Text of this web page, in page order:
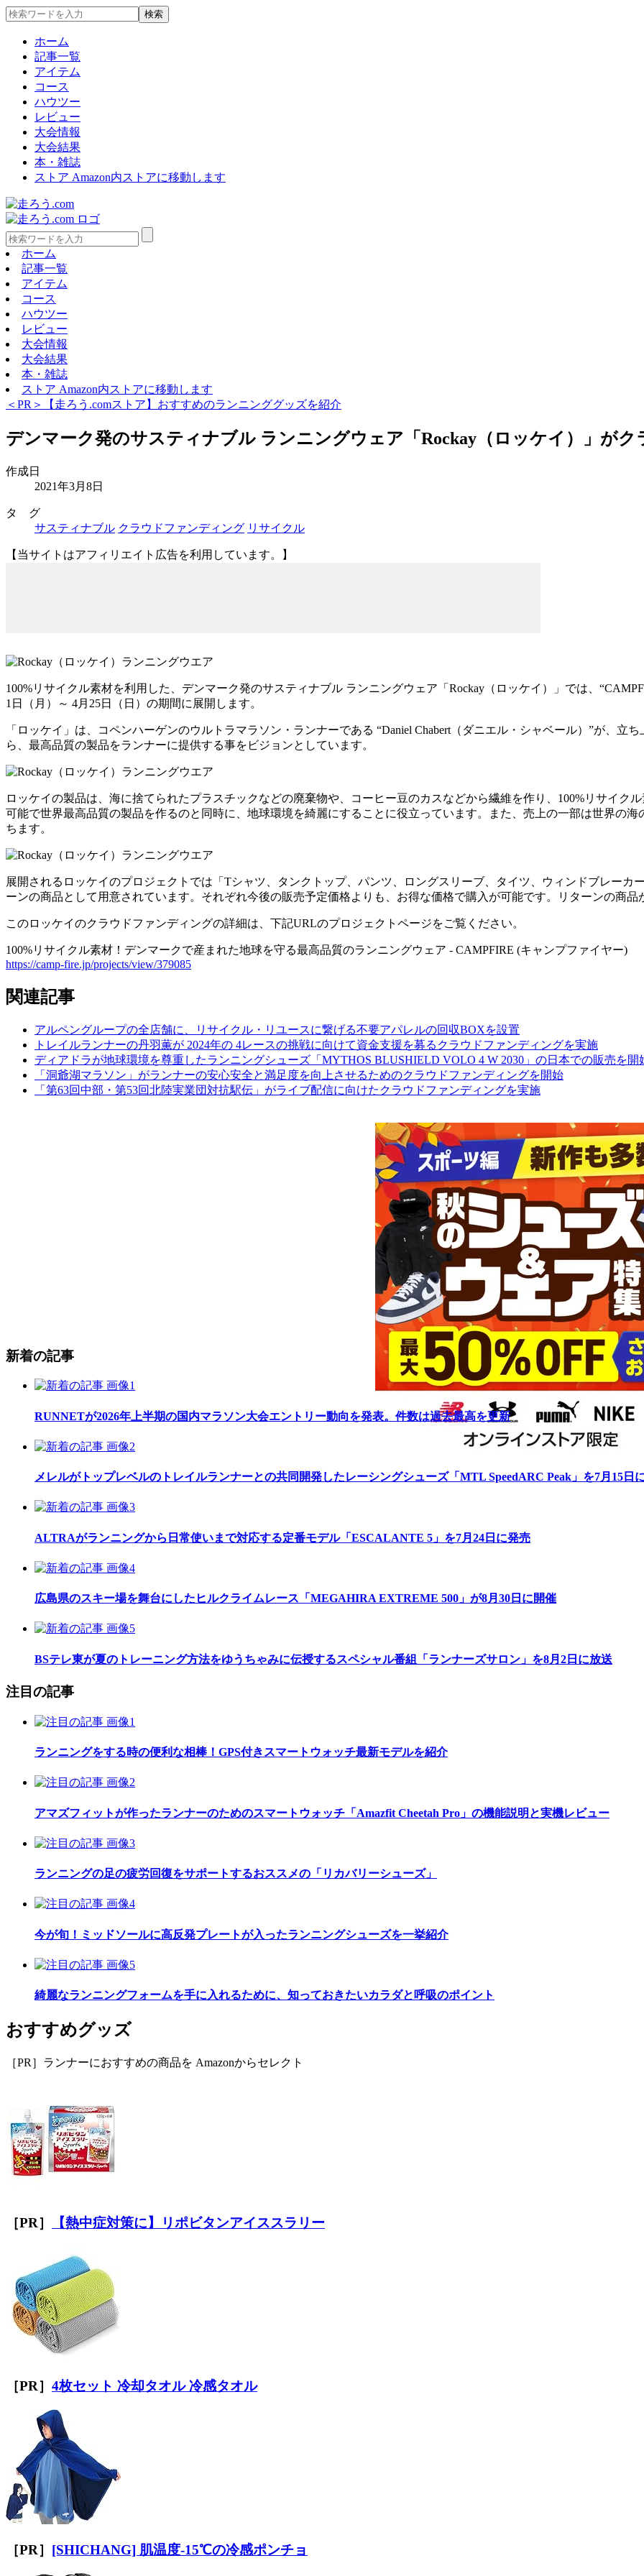
ホーム
記事一覧
アイテム
コース
ハウツー
レビュー
大会情報
大会結果
本・雑誌
ストア Amazon内ストアに移動します
ホーム
記事一覧
アイテム
コース
ハウツー
レビュー
大会情報
大会結果
本・雑誌
ストア Amazon内ストアに移動します
＜PR＞【走ろう.comストア】おすすめのランニンググッズを紹介
デンマーク発のサスティナブル ランニングウェア「Rockay（ロッケイ）」が
作成日
2021年3月8日
タ グ
サスティナブル クラウドファンディング リサイクル
【当サイトはアフィリエイト広告を利用しています。】
100%リサイクル素材を利用した、デンマーク発のサスティナブル ランニングウェア「Rockay（ロッケイ）」では、
1日（月）～ 4月25日（日）の期間に展開します。
「ロッケイ」は、コペンハーゲンのウルトラマラソン・ランナーである “Daniel Chabert（ダニエル・シャベール）”が、立
ら、最高品質の製品をランナーに提供する事をビジョンとしています。
ロッケイの製品は、海に捨てられたプラスチックなどの廃棄物や、コーヒー豆のカスなどから繊維を作り、100%リサイク
可能で世界最高品質の製品を作るのと同時に、地球環境を綺麗にすることに役立っています。また、売上の一部は世界の海
ちます。
展開されるロッケイのプロジェクトでは「Tシャツ、タンクトップ、パンツ、ロングスリーブ、タイツ、ウィンドブレーカ
ーンの商品として用意されています。それぞれ今後の販売予定価格よりも、お得な価格で購入が可能です。リターンの商
このロッケイのクラウドファンディングの詳細は、下記URLのプロジェクトページをご覧ください。
100%リサイクル素材！デンマークで産まれた地球を守る最高品質のランニングウェア - CAMPFIRE (キャンプファイヤー)
https://camp-fire.jp/projects/view/379085
関連記事
アルペングループの全店舗に、リサイクル・リユースに繋げる不要アパレルの回収BOXを設置
トレイルランナーの丹羽薫が 2024年の 4レースの挑戦に向けて資金支援を募るクラウドファンディングを実施
ディアドラが地球環境を尊重したランニングシューズ「MYTHOS BLUSHIELD VOLO 4 W 2030」の日本での販売を開
「洞爺湖マラソン」がランナーの安心安全と満足度を向上させるためのクラウドファンディングを開始
「第63回中部・第53回北陸実業団対抗駅伝」がライブ配信に向けたクラウドファンディングを実施
新着の記事
RUNNETが2026年上半期の国内マラソン大会エントリー動向を発表。件数は過去最高を更新
メレルがトップレベルのトレイルランナーとの共同開発したレーシングシューズ「MTL SpeedARC Peak」を7月15日
ALTRAがランニングから日常使いまで対応する定番モデル「ESCALANTE 5」を7月24日に発売
広島県のスキー場を舞台にしたヒルクライムレース「MEGAHIRA EXTREME 500」が8月30日に開催
BSテレ東が夏のトレーニング方法をゆうちゃみに伝授するスペシャル番組「ランナーズサロン」を8月2日に放送
注目の記事
ランニングをする時の便利な相棒！GPS付きスマートウォッチ最新モデルを紹介
アマズフィットが作ったランナーのためのスマートウォッチ「Amazfit Cheetah Pro」の機能説明と実機レビュー
ランニングの足の疲労回復をサポートするおススメの「リカバリーシューズ」
今が旬！ミッドソールに高反発プレートが入ったランニングシューズを一挙紹介
綺麗なランニングフォームを手に入れるために、知っておきたいカラダと呼吸のポイント
おすすめグッズ
［PR］ランナーにおすすめの商品を Amazonからセレクト
［PR］ 【熱中症対策に】リポビタンアイススラリー
［PR］ 4枚セット 冷却タオル 冷感タオル
［PR］ [SHICHANG] 肌温度-15℃の冷感ポンチョ